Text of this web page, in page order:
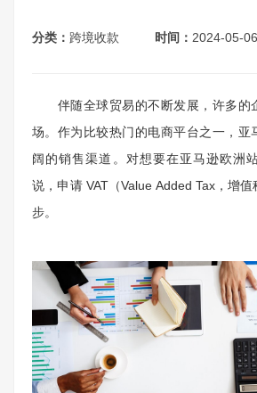
分类： 跨境收款 时间： 2024-05-06
伴随全球贸易的不断发展，许多的
场。作为比较热门的电商平台之一，亚
阔的销售渠道。对想要在亚马逊欧洲
说，申请 VAT（Value Added Tax，增
步。